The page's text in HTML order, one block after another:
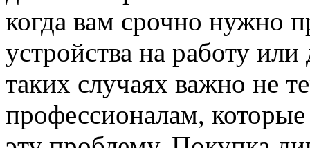
когда вам срочно нужно
устройства на работу
таких случаях важно не
профессионалам,